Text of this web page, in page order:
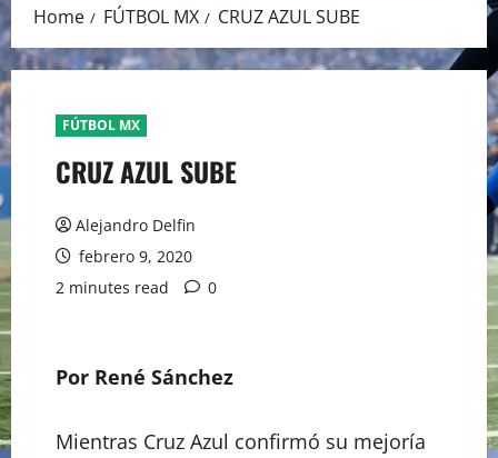
Home FÚTBOL MX CRUZ AZUL SUBE
FÚTBOL MX
CRUZ AZUL SUBE
Alejandro Delfin
febrero 9, 2020
2 minutes read
0
Por René Sánchez
Mientras Cruz Azul confirmó su mejoría